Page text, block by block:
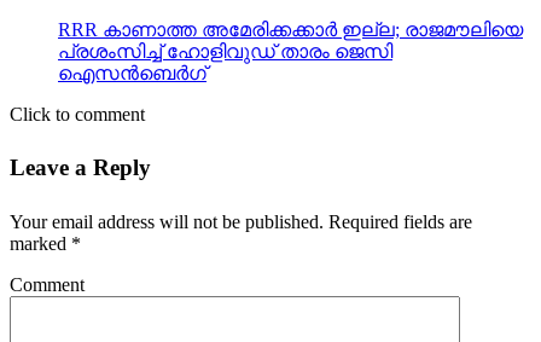
RRR കാണാത്ത അമേരിക്കക്കാര്‍ ഇല്ല; രാജമൗലിയെ
പ്രശംസിച്ച് ഹോളിവുഡ് താരം ജെസി
ഐസന്‍ബെര്‍ഗ്
Click to comment
Leave a Reply
Your email address will not be published. Required fields are
marked *
Comment